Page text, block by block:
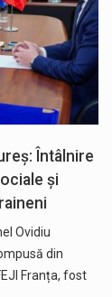
Întâlnire
și
Ovidiu
din
Franța, fost